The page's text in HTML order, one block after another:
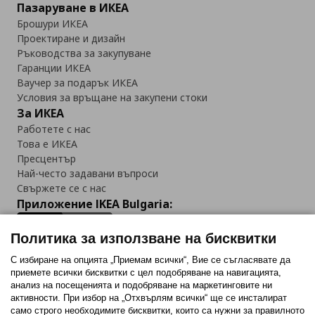
Пазаруване в ИКЕА
Брошури ИКЕА
Проектиране и дизайн
Ръководства за закупуване
Гаранции ИКЕА
Ваучер за подарък ИКЕА
Условия за връщане на закупени стоки
За ИКЕА
Работете с нас
Това е ИКЕА
Пресцентър
Най-често задавани въпроси
Свържете се с нас
Приложение IKEA Bulgaria:
Последвайте ни:
FacebookTwitterYoutubePinterestInstagram
Политика за използване на бисквитки
С избиране на опцията „Приемам всички“, Вие се съгласявате да
приемете всички бисквитки с цел подобряване на навигацията,
анализ на посещенията и подобряване на маркетинговите ни
активности. При избор на „Отхвърлям всички“ ще се инсталират
само строго необходимитe бисквитки, които са нужни за правилното